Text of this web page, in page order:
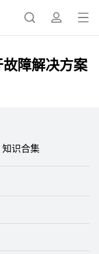
索
介
打
菜
故障解决方案
知识合集